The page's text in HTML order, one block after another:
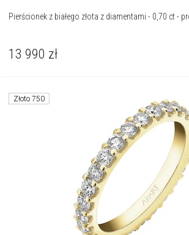
Pierścionek z białego złota z diamentami - 0,70 ct -
13 990 zł
Złoto 750